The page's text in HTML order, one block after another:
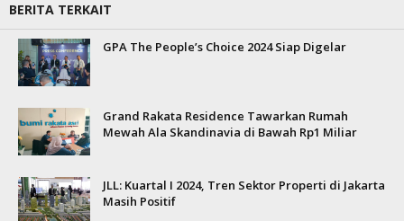
BERITA TERKAIT
GPA The People’s Choice 2024 Siap Digelar
Grand Rakata Residence Tawarkan Rumah
Mewah Ala Skandinavia di Bawah Rp1 Miliar
JLL: Kuartal I 2024, Tren Sektor Properti di Jakarta
Masih Positif